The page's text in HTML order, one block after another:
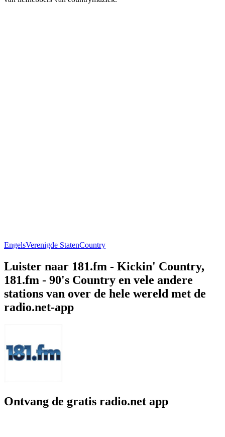
EngelsVerenigde StatenCountry
Luister naar 181.fm - Kickin' Country,
181.fm - 90's Country en vele andere
stations van over de hele wereld met de
radio.net-app
Ontvang de gratis radio.net app